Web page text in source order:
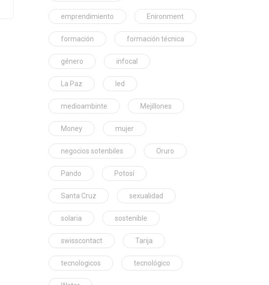
emprendimiento Enironment
formación formación técnica
género infocal
La Paz led
medioambinte Mejillones
Money mujer
negocios sotenbiles Oruro
Pando Potosí
Santa Cruz sexualidad
solaria sostenible
swisscontact Tarija
tecnologicos tecnológico